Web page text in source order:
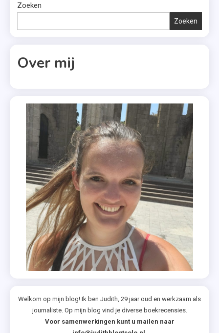
Zoeken
Zoeken
Over mij
Welkom op mijn blog! Ik ben Judith, 29 jaar oud en werkzaam als
journaliste. Op mijn blog vind je diverse boekrecensies.
Voor samenwerkingen kunt u mailen naar